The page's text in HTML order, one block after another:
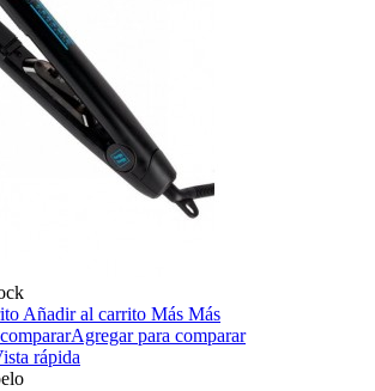
Añadir al carrito Más Más
Agregar para comparar
rápida